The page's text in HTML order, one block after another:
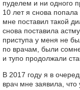
пуделем и ни одного
10 лет я снова попала
мне поставил такой
снова поставила
приступа у меня не
по врачам, были
и тупо продолжали
В 2017 году я в
врач мне заявила,